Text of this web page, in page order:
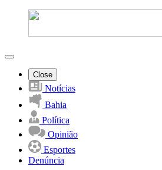
Close
Notícias
Bahia
Política
Opinião
Esportes
Denúncia